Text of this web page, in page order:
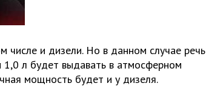
числе и дизели. Но в данном случае речь
1,0 л будет выдавать в атмосферном
мощность будет и у дизеля.